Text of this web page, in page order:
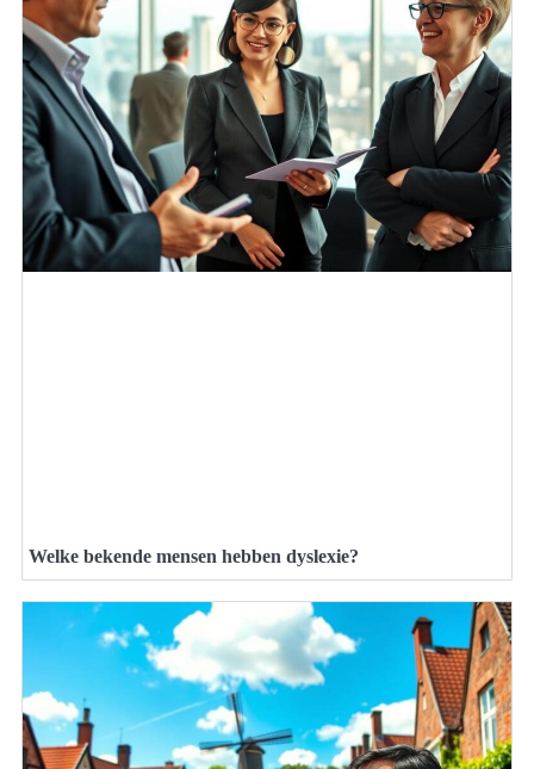
Welke bekende mensen hebben dyslexie?